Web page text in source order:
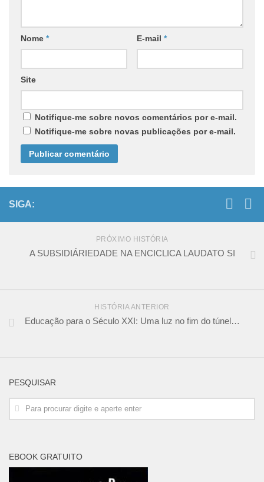
Nome * E-mail *
Site
Notifique-me sobre novos comentários por e-mail.
Notifique-me sobre novas publicações por e-mail.
SIGA:
PRÓXIMO HISTÓRIA
A SUBSIDIÁRIEDADE NA ENCICLICA LAUDATO SI
HISTÓRIA ANTERIOR
Educação para o Século XXI: Uma luz no fim do túnel…
PESQUISAR
EBOOK GRATUITO